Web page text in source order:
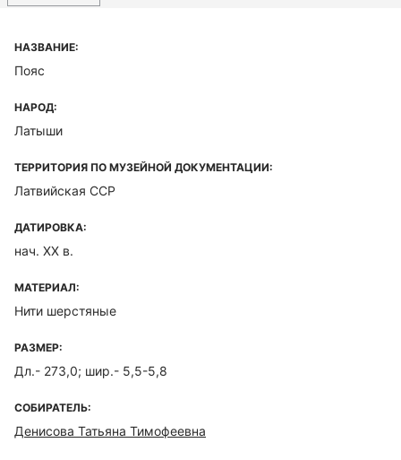
НАЗВАНИЕ:
Пояс
НАРОД:
Латыши
ТЕРРИТОРИЯ ПО МУЗЕЙНОЙ ДОКУМЕНТАЦИИ:
Латвийская ССР
ДАТИРОВКА:
нач. XX в.
МАТЕРИАЛ:
Нити шерстяные
РАЗМЕР:
Дл.- 273,0; шир.- 5,5-5,8
СОБИРАТЕЛЬ:
Денисова Татьяна Тимофеевна